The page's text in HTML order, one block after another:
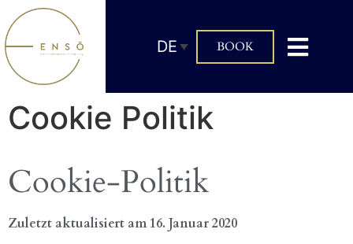
DE BOOK
Cookie Politik
Cookie-Politik
Zuletzt aktualisiert am 16. Januar 2020